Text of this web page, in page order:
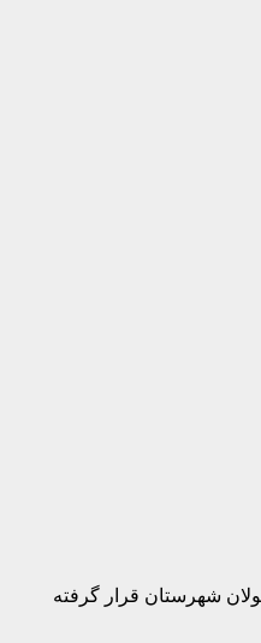
شهرستان قرار گرفته